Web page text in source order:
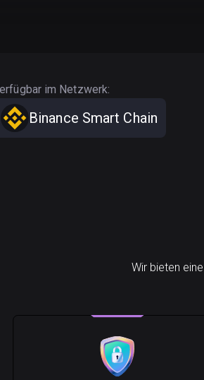
im Netzwerk:
Binance Smart Chain
Wir bieten